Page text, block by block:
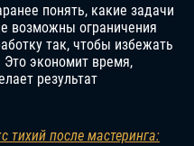
понять, какие задачи
возможны ограничения
так, чтобы избежать
экономит время,
результат
после мастеринга: